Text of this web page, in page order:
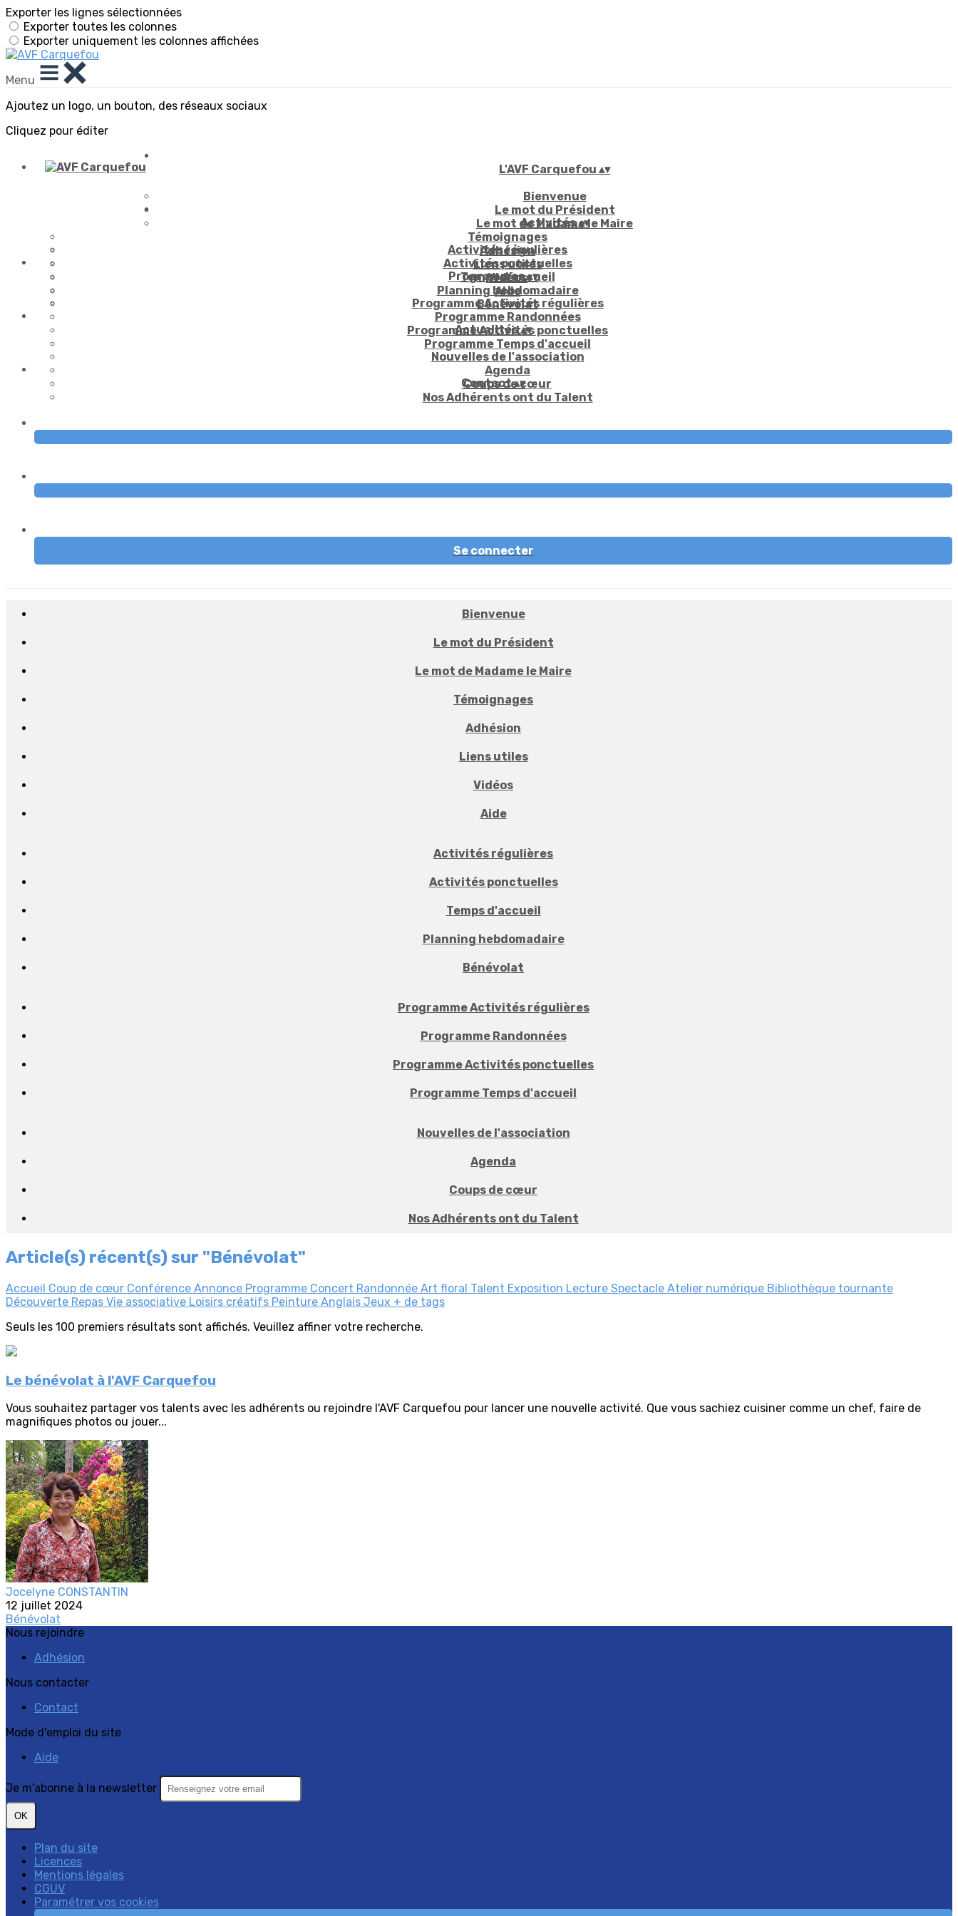
Exporter les lignes sélectionnées
Exporter toutes les colonnes
Exporter uniquement les colonnes affichées
Menu
Ajoutez un logo, un bouton, des réseaux sociaux
Cliquez pour éditer
L'AVF Carquefou ▴▾
Bienvenue
Le mot du Président
Le mot de Madame le Maire
Témoignages
Adhésion
Liens utiles
Vidéos
Aide
Activités▴▾
Activités régulières
Activités ponctuelles
Temps d'accueil
Planning hebdomadaire
Bénévolat
Programmes▴▾
Programme Activités régulières
Programme Randonnées
Programme Activités ponctuelles
Programme Temps d'accueil
Actualités▴▾
Nouvelles de l'association
Agenda
Coups de cœur
Nos Adhérents ont du Talent
Contact▴▾
Se connecter
Bienvenue
Le mot du Président
Le mot de Madame le Maire
Témoignages
Adhésion
Liens utiles
Vidéos
Aide
Activités régulières
Activités ponctuelles
Temps d'accueil
Planning hebdomadaire
Bénévolat
Programme Activités régulières
Programme Randonnées
Programme Activités ponctuelles
Programme Temps d'accueil
Nouvelles de l'association
Agenda
Coups de cœur
Nos Adhérents ont du Talent
Article(s) récent(s) sur "Bénévolat"
Accueil Coup de cœur Conférence Annonce Programme Concert Randonnée Art floral Talent Exposition Lecture Spectacle Atelier numérique Bibliothèque tournante
Découverte Repas Vie associative Loisirs créatifs Peinture Anglais Jeux + de tags
Seuls les 100 premiers résultats sont affichés. Veuillez affiner votre recherche.
Le bénévolat à l'AVF Carquefou
Vous souhaitez partager vos talents avec les adhérents ou rejoindre l'AVF Carquefou pour lancer une nouvelle activité. Que vous sachiez cuisiner comme un chef, faire de
magnifiques photos ou jouer...
Jocelyne CONSTANTIN
12 juillet 2024
Bénévolat
Nous rejoindre
Adhésion
Nous contacter
Contact
Mode d'emploi du site
Aide
Je m'abonne à la newsletter
OK
Plan du site
Licences
Mentions légales
CGUV
Paramétrer vos cookies